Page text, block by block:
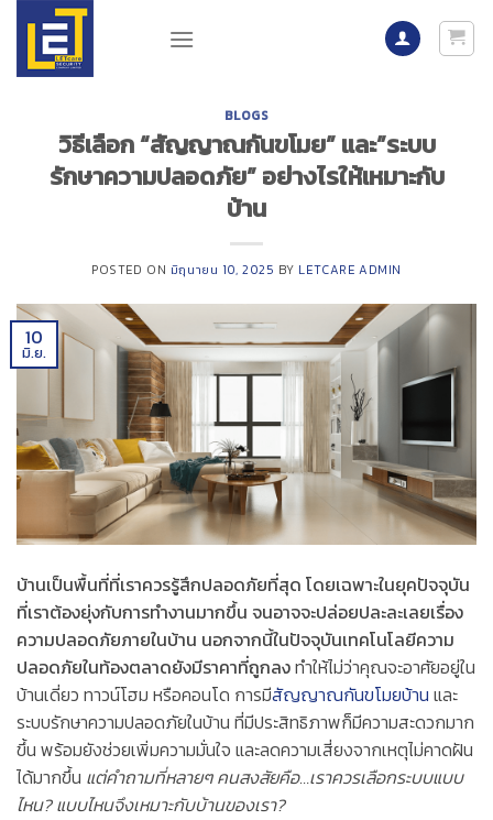
content
BLOGS
วิธีเลือก “สัญญาณกันขโมย” และ”ระบบ
รักษาความปลอดภัย” อย่างไรให้เหมาะกับ
บ้าน
POSTED ON มิถุนายน 10, 2025 BY LETCARE ADMIN
10
มิ.ย.
บ้านเป็นพื้นที่ที่เราควรรู้สึกปลอดภัยที่สุด โดยเฉพาะในยุคปัจจุบัน
ที่เราต้องยุ่งกับการทำงานมากขึ้น จนอาจจะปล่อยปละละเลยเรื่อง
ความปลอดภัยภายในบ้าน นอกจากนี้ในปัจจุบันเทคโนโลยีความ
ปลอดภัยในท้องตลาดยังมีราคาที่ถูกลงทำให้ไม่ว่าคุณจะอาศัยอยู่ใน
บ้านเดี่ยว ทาวน์โฮม หรือคอนโด การมีสัญญาณกันขโมยบ้าน และ
ระบบรักษาความปลอดภัยในบ้าน ที่มีประสิทธิภาพก็มีความสะดวกมาก
ขึ้น พร้อมยังช่วยเพิ่มความมั่นใจ และลดความเสี่ยงจากเหตุไม่คาดฝัน
ได้มากขึ้น แต่คำถามที่หลายๆ คนสงสัยคือ…เราควรเลือกระบบแบบ
ไหน? แบบไหนจึงเหมาะกับบ้านของเรา?